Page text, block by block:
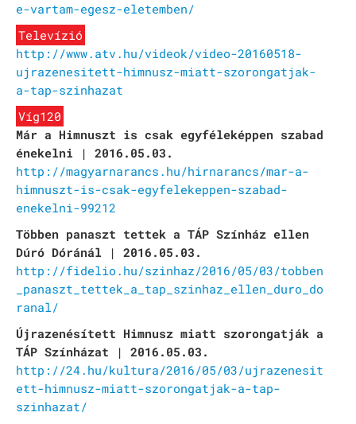
e-vartam-egesz-eletemben/
Televízió
http://www.atv.hu/videok/video-20160518-
ujrazenesitett-himnusz-miatt-szorongatjak-
a-tap-szinhazat
Víg120
Már a Himnuszt is csak egyféleképpen szabad
énekelni | 2016.05.03.
http://magyarnarancs.hu/hirnarancs/mar-a-
himnuszt-is-csak-egyfelekeppen-szabad-
enekelni-99212
Többen panaszt tettek a TÁP Színház ellen
Dúró Dóránál | 2016.05.03.
http://fidelio.hu/szinhaz/2016/05/03/tobben
_panaszt_tettek_a_tap_szinhaz_ellen_duro_do
ranal/
Újrazenésített Himnusz miatt szorongatják a
TÁP Színházat | 2016.05.03.
http://24.hu/kultura/2016/05/03/ujrazenesit
ett-himnusz-miatt-szorongatjak-a-tap-
szinhazat/